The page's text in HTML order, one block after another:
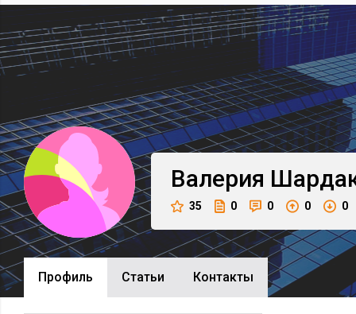
Валерия
35 0 0 0 0
Профиль Cтатьи Контакты